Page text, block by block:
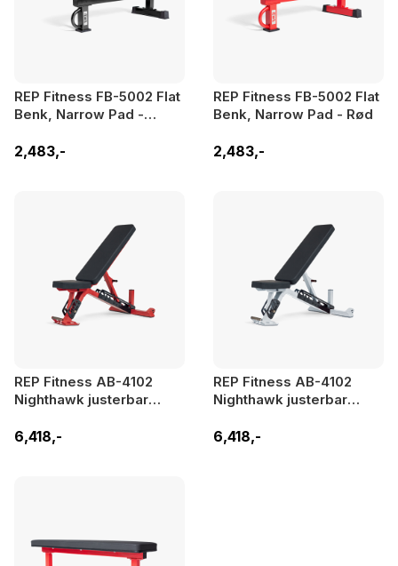
REP Fitness FB-5002 Flat
Benk, Narrow Pad -
2,483,-
REP Fitness FB-5002 Flat
Benk, Narrow Pad - Rød
2,483,-
REP Fitness AB-4102
Nighthawk justerbar
6,418,-
REP Fitness AB-4102
Nighthawk justerbar
6,418,-